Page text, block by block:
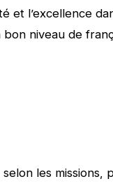
et l’excellence
niveau de
les missions,